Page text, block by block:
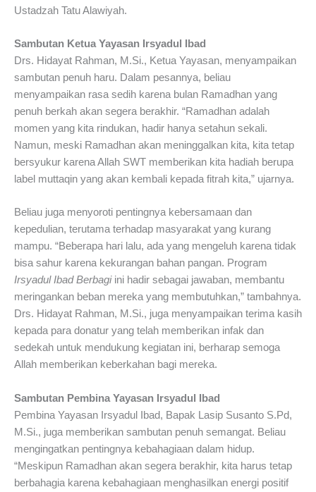
Ustadzah Tatu Alawiyah.
Sambutan Ketua Yayasan Irsyadul Ibad
Drs. Hidayat Rahman, M.Si., Ketua Yayasan, menyampaikan
sambutan penuh haru. Dalam pesannya, beliau
menyampaikan rasa sedih karena bulan Ramadhan yang
penuh berkah akan segera berakhir. “Ramadhan adalah
momen yang kita rindukan, hadir hanya setahun sekali.
Namun, meski Ramadhan akan meninggalkan kita, kita tetap
bersyukur karena Allah SWT memberikan kita hadiah berupa
label muttaqin yang akan kembali kepada fitrah kita,” ujarnya.
Beliau juga menyoroti pentingnya kebersamaan dan
kepedulian, terutama terhadap masyarakat yang kurang
mampu. “Beberapa hari lalu, ada yang mengeluh karena tidak
bisa sahur karena kekurangan bahan pangan. Program
Irsyadul Ibad Berbagiini hadir sebagai jawaban, membantu
meringankan beban mereka yang membutuhkan,” tambahnya.
Drs. Hidayat Rahman, M.Si., juga menyampaikan terima kasih
kepada para donatur yang telah memberikan infak dan
sedekah untuk mendukung kegiatan ini, berharap semoga
Allah memberikan keberkahan bagi mereka.
Sambutan Pembina Yayasan Irsyadul Ibad
Pembina Yayasan Irsyadul Ibad, Bapak Lasip Susanto S.Pd,
M.Si., juga memberikan sambutan penuh semangat. Beliau
mengingatkan pentingnya kebahagiaan dalam hidup.
“Meskipun Ramadhan akan segera berakhir, kita harus tetap
berbahagia karena kebahagiaan menghasilkan energi positif